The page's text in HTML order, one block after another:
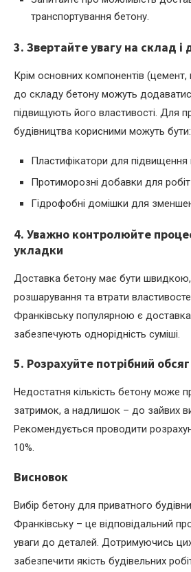
транспортування бетону.
3. Звертайте увагу на склад і
Крім основних компонентів (цемент,
до складу бетону можуть
підвищують його властивості. Для
будівництва корисними можуть бути:
Пластифікатори для підвищення
Протиморозні добавки для
Гідрофобні домішки для
4. Уважно контролюйте
укладки
Доставка бетону має бути
розшарування та втрати
Франківську популярною є доставка
забезпечують однорідність суміші.
5. Розрахуйте потрібний обсяг
Недостатня кількість бетону може
затримок, а надлишок – до зайвих
Рекомендується проводити
10%.
Висновок
Вибір бетону для приватного
Франківську – це відповідальний
уваги до деталей. Дотримуючись
забезпечити якість будівельних